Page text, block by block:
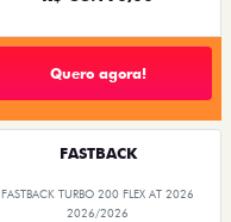
Quero agora!
FASTBACK
FASTBACK TURBO 200 FLEX AT 2026
2026/2026